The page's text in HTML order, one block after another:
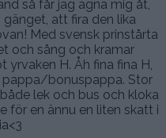
så får jag ägna mig åt,
att fira den lika
Med svensk prinstårta
och sång och kramar
H. Åh fina fina H,
pappa/bonuspappa. Stor
lek och bus och kloka
för en ännu en liten skatt i